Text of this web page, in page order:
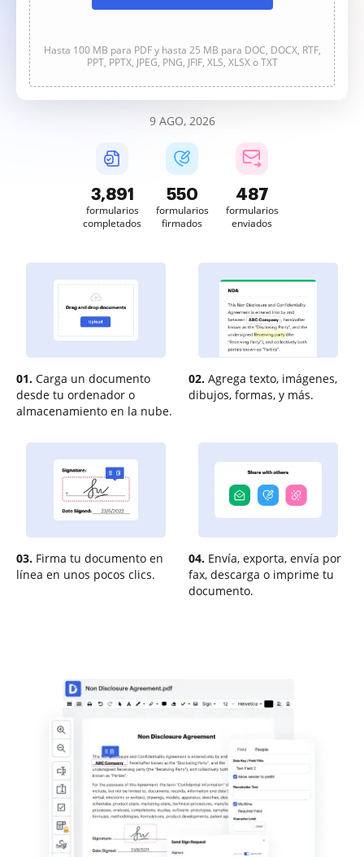
Hasta 100 MB para PDF y hasta 25 MB para DOC, DOCX, RTF,
PPT, PPTX, JPEG, PNG, JFIF, XLS, XLSX o TXT
9 AGO, 2026
3,892
formularios
completados
550
formularios
firmados
487
formularios
enviados
01. Carga un documento
desde tu ordenador o
almacenamiento en la nube.
02. Agrega texto, imágenes,
dibujos, formas, y más.
03. Firma tu documento en
línea en unos pocos clics.
04. Envía, exporta, envía por
fax, descarga o imprime tu
documento.